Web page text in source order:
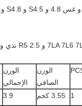
الوزن
الصافي
الوزن
الإجمالي
1 3.55 كجم 3.9